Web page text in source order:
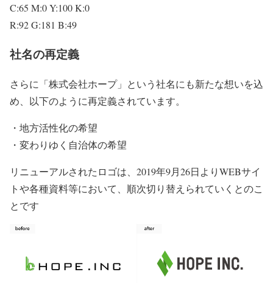
C:65 M:0 Y:100 K:0
R:92 G:181 B:49
社名の再定義
さらに「株式会社ホープ」という社名にも新たな想いを込
め、以下のように再定義されています。
・地方活性化の希望
・変わりゆく自治体の希望
リニューアルされたロゴは、2019年9月26日よりWEBサイ
トや各種資料等において、順次切り替えられていくとのこ
とです